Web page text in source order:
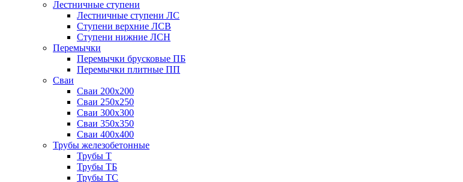
Лестничные ступени
Лестничные ступени ЛС
Ступени верхние ЛСВ
Ступени нижние ЛСН
Перемычки
Перемычки брусковые ПБ
Перемычки плитные ПП
Сваи
Сваи 200х200
Сваи 250х250
Сваи 300х300
Сваи 350х350
Сваи 400х400
Трубы железобетонные
Трубы Т
Трубы ТБ
Трубы ТС